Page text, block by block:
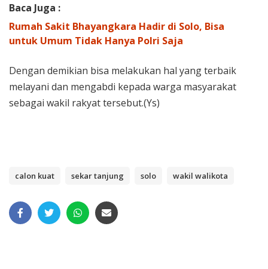
Baca Juga :
Rumah Sakit Bhayangkara Hadir di Solo, Bisa
untuk Umum Tidak Hanya Polri Saja
Dengan demikian bisa melakukan hal yang terbaik
melayani dan mengabdi kepada warga masyarakat
sebagai wakil rakyat tersebut.(Ys)
calon kuat sekar tanjung solo wakil walikota